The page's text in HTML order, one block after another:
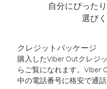
自分にぴった
選びく
クレジットパッケージ
購入したViber Outクレジ
らご覧になれます。Viber
中の電話番号に格安で通話